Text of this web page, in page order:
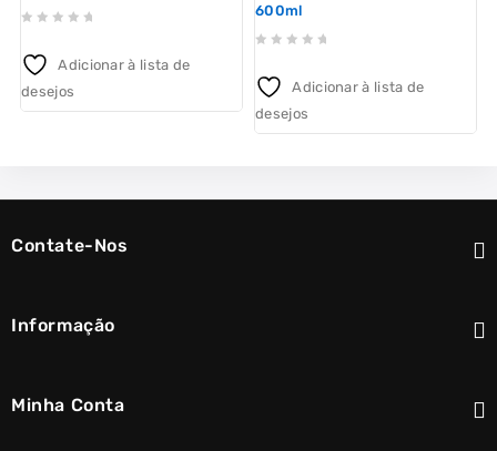
out
Adicionar à lista de
desejos
600ml
out
Adicionar à lista de
desejos
Contate-Nos
Informação
Minha Conta